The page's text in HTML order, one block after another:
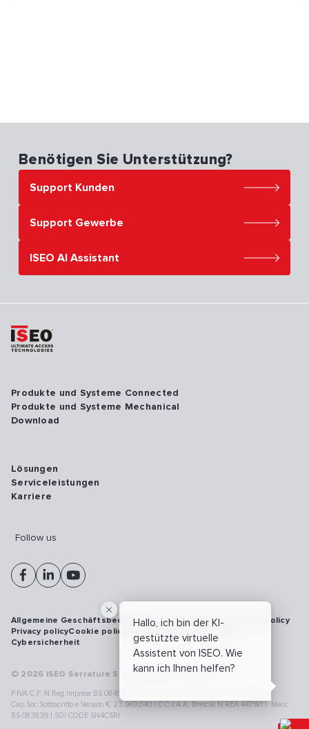
Benötigen Sie Unterstützung?
Support Kunden
Support Gewerbe
ISEO AI Assistant
Hallo, ich bin der KI-
gestützte virtuelle
Assistent von ISEO. Wie
kann ich Ihnen helfen?
Produkte und Systeme Connected
Produkte und Systeme Mechanical
Download
Lösungen
Serviceleistungen
Karriere
Follow us
© 2026 ISEO Serrature S.p.A. All right reserved
P.IVA C.F. N.Reg.Imprese BS 08499190018 | Cap.Soc.Deliberato € 24.340.965 |
Cap.Soc.Sottoscritto e Versato € 23.969.040 | C.C.I.A.A. Brescia N.REA 447181 |. Mecc.
BS 083839 | SDI CODE SN4CSRI
Allgemeine GeschäftsbedingungenVulnerability disclosure policy
Privacy policyCookie policy Model 231
Whistleblowing
Cybersicherheit